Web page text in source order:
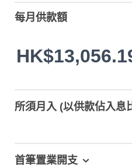
每月供款額
所須月入 (以供款佔入息
首筆置業開支